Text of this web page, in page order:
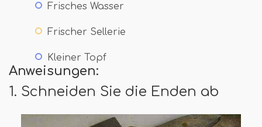
Frisches Wasser
Frischer Sellerie
Kleiner Topf
Anweisungen:
1. Schneiden Sie die Enden ab